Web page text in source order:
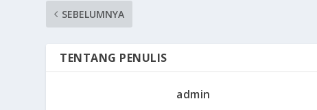
SEBELUMNYA
TENTANG PENULIS
admin